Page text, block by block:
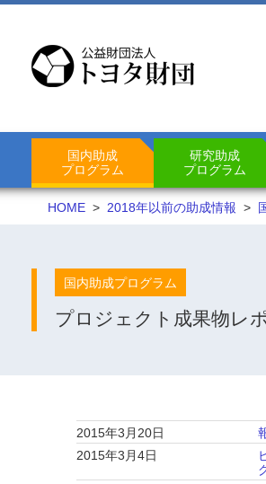
国内助成
プログラム
研究助成
プログラム
HOME > 2018年以前の助成情報 >
国内助成プログラム
プロジェクト成果物レ
2015年3月20日
2015年3月4日